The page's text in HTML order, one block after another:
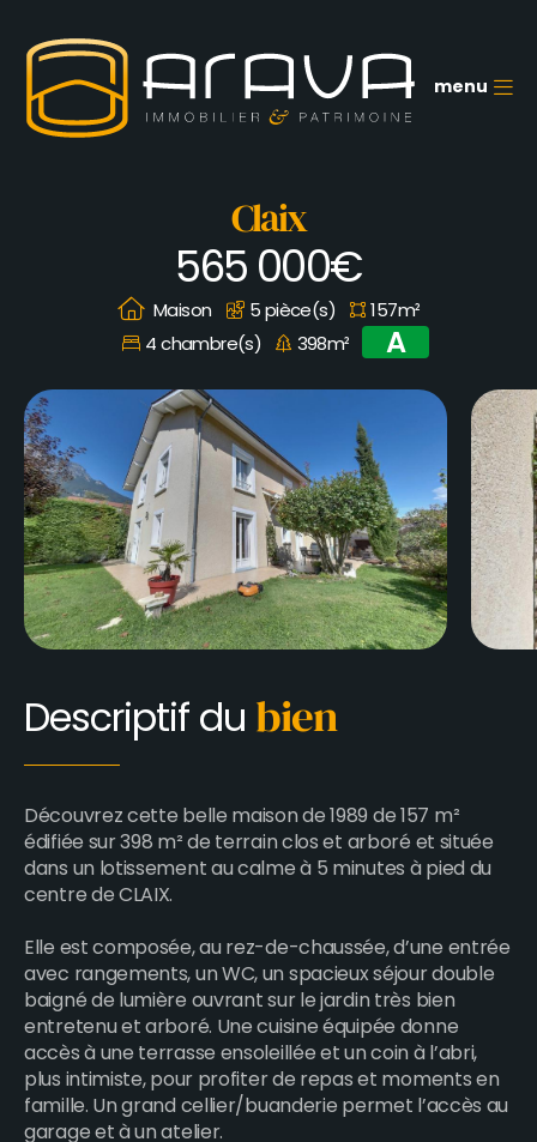
contenu
principal
menu
Claix
565 000€
Maison 5 pièce(s)
157m²
4 chambre(s)
398m² A
Descriptif du bien
Découvrez cette belle maison de 1989 de 157 m²
édifiée sur 398 m² de terrain clos et arboré et située
dans un lotissement au calme à 5 minutes à pied du
centre de CLAIX.
Elle est composée, au rez-de-chaussée, d’une entrée
avec rangements, un WC, un spacieux séjour double
baigné de lumière ouvrant sur le jardin très bien
entretenu et arboré. Une cuisine équipée donne
accès à une terrasse ensoleillée et un coin à l’abri,
plus intimiste, pour profiter de repas et moments en
famille. Un grand cellier/buanderie permet l’accès au
garage et à un atelier.